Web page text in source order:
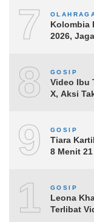
7
Kolombia
2026,
8 GOSIP
Video Ibu
X, Aksi
9 GOSIP
Tiara
8 Menit
10
GOSIP
Leona
Terlibat